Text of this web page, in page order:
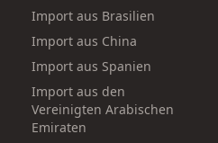
Import aus Brasilien
Import aus China
Import aus Spanien
Import aus den
Vereinigten Arabischen
Emiraten